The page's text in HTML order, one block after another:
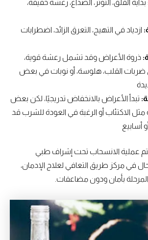
القلق، التوتر، الصداع، رعشة خفيفة،
ازدياد في التهيج، التعرق الزائد، اضطرابات
ذروة الأعراض وقد تشمل رعشة قوية،
القلب، هلوسة، أو نوبات في بعض
تبدأ الأعراض بالانخفاض تدريجيًا، لكن بعض
مثل الاكتئاب أو الرغبة في العودة للشرب قد
أسابيع
عملية الانسحاب تحت إشراف طبي
في مركز طريق التعافي لعلاج الإدمان،
بأمان ودون مضاعفات.